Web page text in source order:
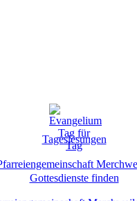
Tageslesungen
Gottesdienste finden